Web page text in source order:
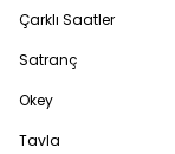
Çarklı Saatler
Satranç
Okey
Tavla